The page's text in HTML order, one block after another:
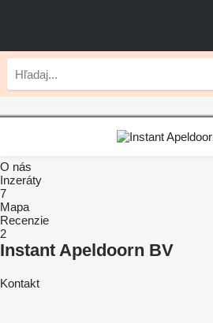
O nás
Inzeráty
7
Mapa
Recenzie
2
Instant Apeldoorn BV
Kontakt